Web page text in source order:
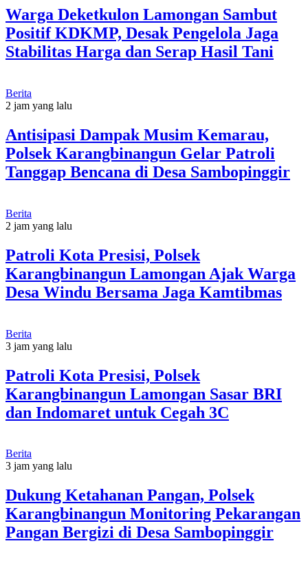
Warga Deketkulon Lamongan Sambut
Positif KDKMP, Desak Pengelola Jaga
Stabilitas Harga dan Serap Hasil Tani
Berita
2 jam yang lalu
Antisipasi Dampak Musim Kemarau,
Polsek Karangbinangun Gelar Patroli
Tanggap Bencana di Desa Sambopinggir
Berita
2 jam yang lalu
Patroli Kota Presisi, Polsek
Karangbinangun Lamongan Ajak Warga
Desa Windu Bersama Jaga Kamtibmas
Berita
3 jam yang lalu
Patroli Kota Presisi, Polsek
Karangbinangun Lamongan Sasar BRI
dan Indomaret untuk Cegah 3C
Berita
3 jam yang lalu
Dukung Ketahanan Pangan, Polsek
Karangbinangun Monitoring Pekarangan
Pangan Bergizi di Desa Sambopinggir